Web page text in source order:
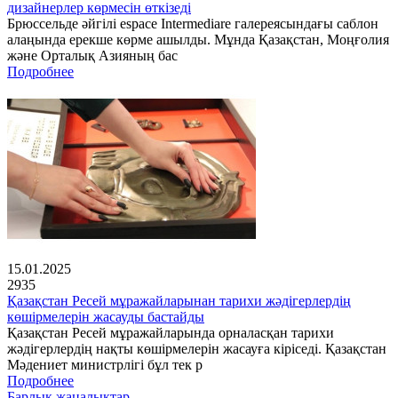
дизайнерлер көрмесін өткізеді
Брюссельде әйгілі espace Intermediare галереясындағы саблон
алаңында ерекше көрме ашылды. Мұнда Қазақстан, Моңғолия
және Орталық Азияның бас
Подробнее
15.01.2025
2935
Қазақстан Ресей мұражайларынан тарихи жәдігерлердің
көшірмелерін жасауды бастайды
Қазақстан Ресей мұражайларында орналасқан тарихи
жәдігерлердің нақты көшірмелерін жасауға кіріседі. Қазақстан
Мәдениет министрлігі бұл тек р
Подробнее